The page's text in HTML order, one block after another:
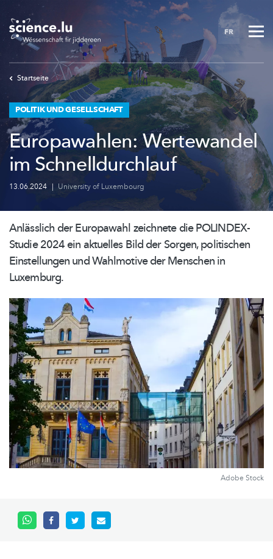
to
main
content
FR
Startseite
POLITIK UND GESELLSCHAFT
Europawahlen: Wertewandel
im Schnelldurchlauf
13.06.2024 | University of Luxembourg
Anlässlich der Europawahl zeichnete diePOLINDEX-
Studie2024 ein aktuelles Bild der Sorgen, politischen
Einstellungen und Wahlmotive der Menschen in
Luxemburg.
Adobe Stock